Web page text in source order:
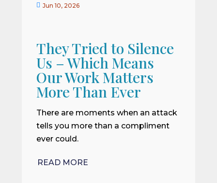
 Jun 10, 2026
They Tried to Silence
Us – Which Means
Our Work Matters
More Than Ever
There are moments when an attack
tells you more than a compliment
ever could.
READ MORE